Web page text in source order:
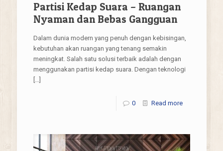
Partisi Kedap Suara – Ruangan
Nyaman dan Bebas Gangguan
Dalam dunia modern yang penuh dengan kebisingan,
kebutuhan akan ruangan yang tenang semakin
meningkat. Salah satu solusi terbaik adalah dengan
menggunakan partisi kedap suara. Dengan teknologi
[…]
0 Read more